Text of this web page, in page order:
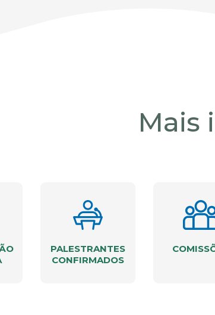
Mais
PALESTRANTES
CONFIRMADOS